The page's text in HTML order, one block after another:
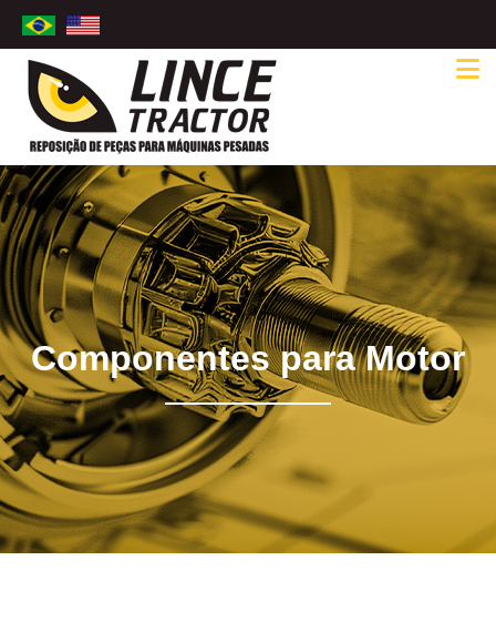
Componentes para Motor